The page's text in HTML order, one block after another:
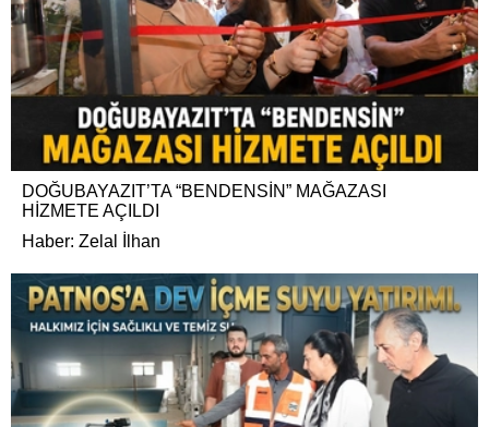
DOĞUBAYAZIT’TA “BENDENSİN” MAĞAZASI
HİZMETE AÇILDI
Haber: Zelal İlhan